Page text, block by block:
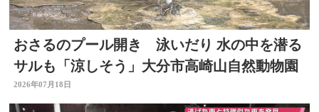
おさるのプール開き 泳いだり 水の中を潜る
サルも「涼しそう」大分市高崎山自然動物園
2026年07月18日